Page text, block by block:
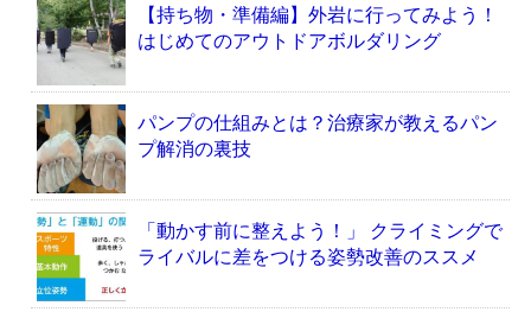
【持ち物・準備編】外岩に行ってみよう！
はじめてのアウトドアボルダリング
パンプの仕組みとは？治療家が教えるパン
プ解消の裏技
「動かす前に整えよう！」 クライミングで
ライバルに差をつける姿勢改善のススメ